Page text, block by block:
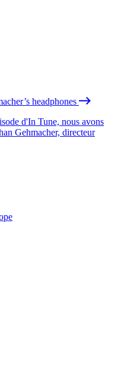
headphones
d'In Tune, nous avons
Gehmacher, directeur